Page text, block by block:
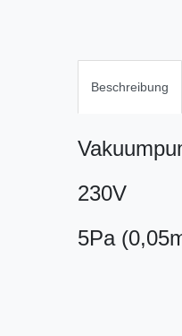
Beschreibung
230V
5Pa